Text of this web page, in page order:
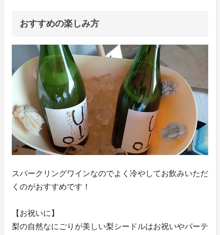
おすすめの楽しみ方
スパークリングワインなのでよく冷やしてお飲みいただ
くのがおすすめです！
【お祝いに】
梨の自然なにごりが美しい梨シードルはお祝いやパーテ